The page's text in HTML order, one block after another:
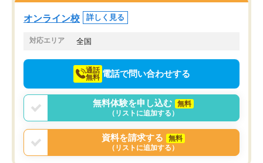
塾を受けています。狙い通り、少しず
つ成績も上がり、苦手意識も無くなっ
てきたので、さらに苦手な数学も追加
でお願いしました。来年の高校受験に
オンライン校 詳しく見る
対応エリア 全国
通話
無料 電話で問い合わせする
無料体験を申し込む
無料
（リストに追加する）
資料を請求する
無料
（リストに追加する）